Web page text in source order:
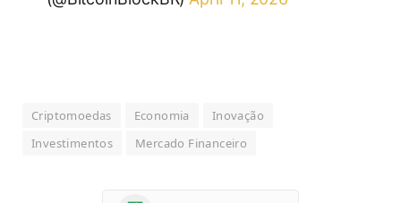
Criptomoedas Economia
Inovação
Investimentos
Mercado Financeiro